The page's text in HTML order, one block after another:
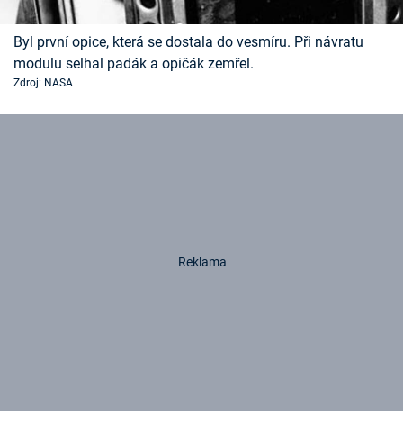
Byl první opice, která se dostala do vesmíru. Při návratu
modulu selhal padák a opičák zemřel.
Zdroj: NASA